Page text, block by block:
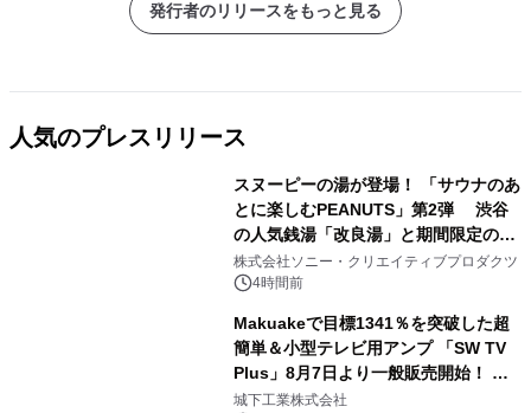
発行者のリリースをもっと見る
人気のプレスリリース
スヌーピーの湯が登場！ 「サウナのあ
とに楽しむPEANUTS」第2弾 渋谷
の人気銭湯「改良湯」と期間限定のコ
ラボレーション サウナイキタイコラ
ボグッズも発売決定！
株式会社ソニー・クリエイティブプロダクツ
4時間前
Makuakeで目標1341％を突破した超
簡単＆小型テレビ用アンプ 「SW TV
Plus」8月7日より一般販売開始！ ケ
ーブル1本つなぐだけ、テレビの音が
城下工業株式会社